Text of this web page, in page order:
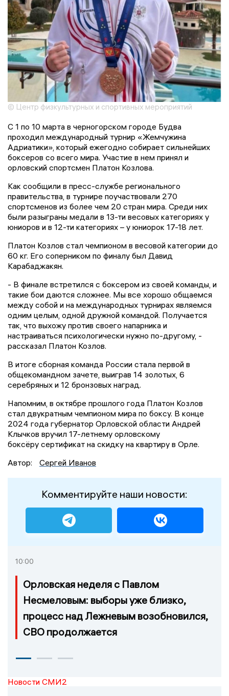
© Центр физкультурных и спортивных мероприятий
С 1 по 10 марта в черногорском городе Будва
проходил международный турнир «Жемчужина
Адриатики», который ежегодно собирает сильнейших
боксеров со всего мира. Участие в нем принял и
орловский спортсмен Платон Козлова.
Как сообщили в пресс-службе регионального
правительства, в турнире поучаствовали 270
спортсменов из более чем 20 стран мира. Среди них
были разыграны медали в 13-ти весовых категориях у
юниоров и в 12-ти категориях – у юниорок 17-18 лет.
Платон Козлов стал чемпионом в весовой категории до
60 кг. Его соперником по финалу был Давид
Карабаджакян.
- В финале встретился с боксером из своей команды, и
такие бои даются сложнее. Мы все хорошо общаемся
между собой и на международных турнирах являемся
одним целым, одной дружной командой. Получается
так, что выхожу против своего напарника и
настраиваться психологически нужно по-другому, -
рассказал Платон Козлов.
В итоге сборная команда России стала первой в
общекомандном зачете, выиграв 14 золотых, 6
серебряных и 12 бронзовых наград.
Напомним, в октябре прошлого года Платон Козлов
стал двукратным чемпионом мира по боксу. В конце
2024 года губернатор Орловской области Андрей
Клычков вручил 17-летнему орловскому
боксёру сертификат на скидку на квартиру в Орле.
Автор:
Сергей Иванов
Комментируйте наши новости:
10:00
Орловская неделя с Павлом
Несмеловым: выборы уже близко,
процесс над Лежневым возобновился,
СВО продолжается
Новости СМИ2